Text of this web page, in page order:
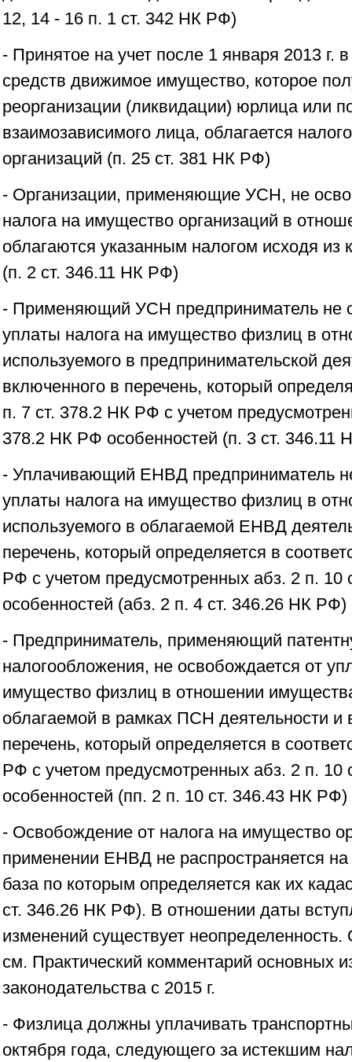
12, 14 - 16 п. 1 ст. 342 НК РФ)
- Принятое на учет после 1 января 2013 г.
средств движимое имущество, которое
реорганизации (ликвидации) юрлица или
взаимозависимого лица, облагается
организаций (п. 25 ст. 381 НК РФ)
- Организации, применяющие УСН, не
налога на имущество организаций в
облагаются указанным налогом исходя из
(п. 2 ст. 346.11 НК РФ)
- Применяющий УСН предприниматель не
уплаты налога на имущество физлиц в
используемого в предпринимательской
включенного в перечень, который
п. 7 ст. 378.2 НК РФ с учетом
378.2 НК РФ особенностей (п. 3 ст.
- Уплачивающий ЕНВД предприниматель
уплаты налога на имущество физлиц в
используемого в облагаемой ЕНВД
перечень, который определяется в
РФ с учетом предусмотренных абз. 2 п.
особенностей (абз. 2 п. 4 ст. 346.26 НК РФ)
- Предприниматель, применяющий
налогообложения, не освобождается от
имущество физлиц в отношении
облагаемой в рамках ПСН деятельности и
перечень, который определяется в
РФ с учетом предусмотренных абз. 2 п.
особенностей (пп. 2 п. 10 ст. 346.43 НК РФ)
- Освобождение от налога на имущество
применении ЕНВД не распространяется
база по которым определяется как их
ст. 346.26 НК РФ). В отношении даты
изменений существует
см. Практический комментарий основных
законодательства с 2015 г.
- Физлица должны уплачивать
октября года, следующего за истекшим